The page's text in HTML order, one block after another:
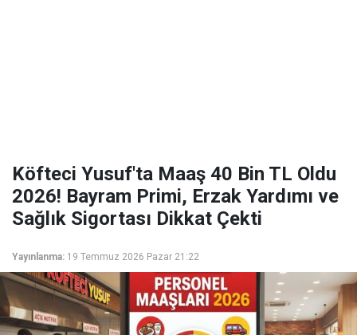
Köfteci Yusuf'ta Maaş 40 Bin TL Oldu
2026! Bayram Primi, Erzak Yardımı ve
Sağlık Sigortası Dikkat Çekti
Yayınlanma: 19 Temmuz 2026 Pazar 21:22